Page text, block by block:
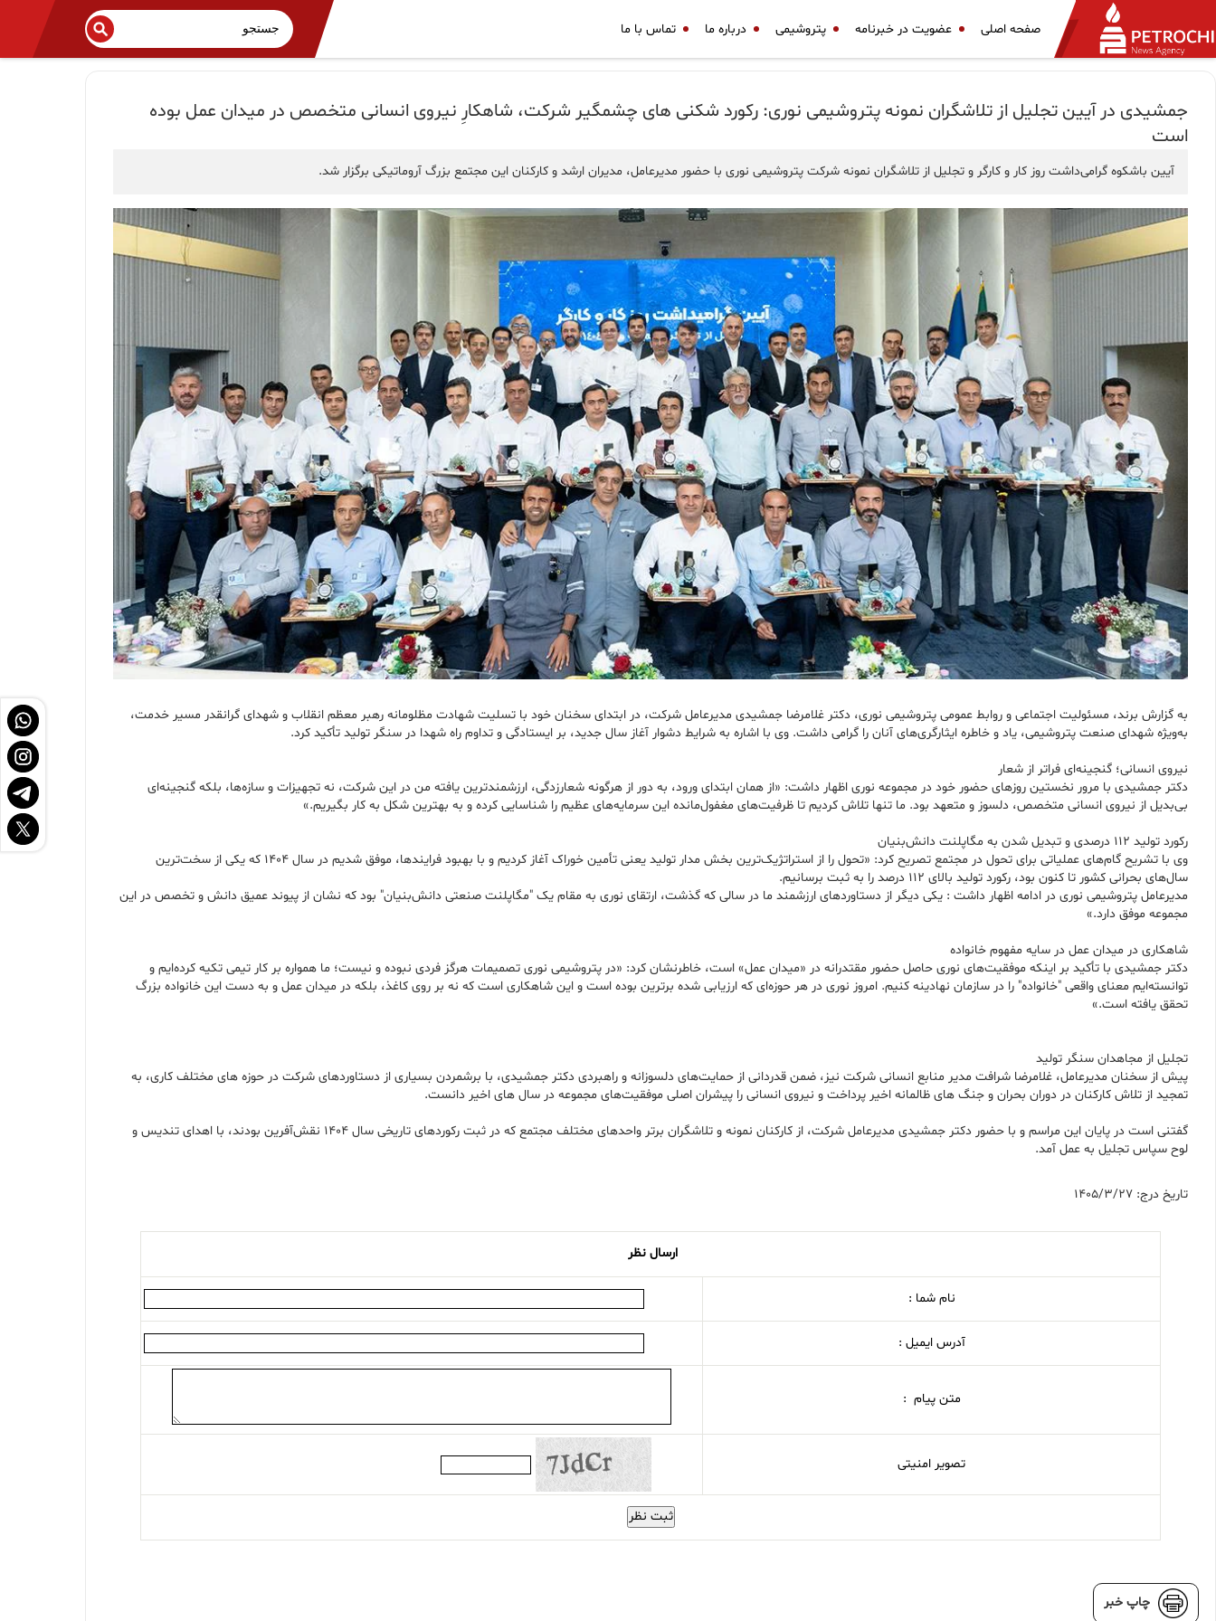
صفحه اصلی عضویت در خبرنامه پتروشیمی درباره ما تماس با ما
جمشیدی در آیین تجلیل از تلاشگران نمونه پتروشیمی نوری: رکورد شکنی های چشمگیر شرکت، شاهکارِ نیروی انسانی متخصص در میدان عمل بوده
است
آیین باشکوه گرامی‌داشت روز کار و کارگر و تجلیل از تلاشگران نمونه شرکت پتروشیمی نوری با حضور مدیرعامل، مدیران ارشد و کارکنان این مجتمع بزرگ آروماتیکی برگزار شد.
به گزارش برند، مسئولیت اجتماعی و روابط عمومی پتروشیمی نوری، دکتر غلامرضا جمشیدی مدیرعامل شرکت، در ابتدای سخنان خود با تسلیت شهادت مظلومانه رهبر معظم انقلاب و شهدای گرانقدر مسیر خدمت،
به‌ویژه شهدای صنعت پتروشیمی، یاد و خاطره ایثارگری‌های آنان را گرامی داشت. وی با اشاره به شرایط دشوار آغاز سال جدید، بر ایستادگی و تداوم راه شهدا در سنگر تولید تأکید کرد.
نیروی انسانی؛ گنجینه‌ای فراتر از شعار
دکتر جمشیدی با مرور نخستین روزهای حضور خود در مجموعه نوری اظهار داشت: «از همان ابتدای ورود، به‌ دور از هرگونه شعارزدگی، ارزشمندترین یافته من در این شرکت، نه تجهیزات و سازه‌ها، بلکه گنجینه‌ای
بی‌بدیل از نیروی انسانی متخصص، دلسوز و متعهد بود. ما تنها تلاش کردیم تا ظرفیت‌های مغفول‌مانده این سرمایه‌های عظیم را شناسایی کرده و به بهترین شکل به کار بگیریم.»
رکورد تولید ۱۱۲ درصدی و تبدیل شدن به مگاپلنت دانش‌بنیان
وی با تشریح گام‌های عملیاتی برای تحول در مجتمع تصریح کرد: «تحول را از استراتژیک‌ترین بخش مدار تولید یعنی تأمین خوراک آغاز کردیم و با بهبود فرایندها، موفق شدیم در سال ۱۴۰۴ که یکی از سخت‌ترین
سال‌های بحرانی کشور تا کنون بود، رکورد تولید بالای ۱۱۲ درصد را به ثبت برسانیم.
مدیرعامل پتروشیمی نوری در ادامه اظهار داشت : یکی دیگر از دستاوردهای ارزشمند ما در سالی که گذشت، ارتقای نوری به مقام یک "مگاپلنت صنعتی دانش‌بنیان" بود که نشان از پیوند عمیق دانش و تخصص در این
مجموعه موفق دارد.»
شاهکاری در میدان عمل در سایه مفهوم خانواده
دکتر جمشیدی با تأکید بر اینکه موفقیت‌های نوری حاصل حضور مقتدرانه در «میدان عمل» است، خاطرنشان کرد: «در پتروشیمی نوری تصمیمات هرگز فردی نبوده و نیست؛ ما همواره بر کار تیمی تکیه کرده‌ایم و
توانسته‌ایم معنای واقعی "خانواده" را در سازمان نهادینه کنیم. امروز نوری در هر حوزه‌ای که ارزیابی شده برترین بوده است و این شاهکاری است که نه بر روی کاغذ، بلکه در میدان عمل و به دست این خانواده بزرگ
تحقق یافته است.»
تجلیل از مجاهدان سنگر تولید
پیش از سخنان مدیرعامل، غلامرضا شرافت مدیر منابع انسانی شرکت نیز، ضمن قدردانی از حمایت‌های دلسوزانه و راهبردی دکتر جمشیدی، با برشمردن بسیاری از دستاوردهای شرکت در حوزه های مختلف کاری، به
تمجید از تلاش کارکنان در دوران بحران و جنگ های ظالمانه اخیر پرداخت و نیروی انسانی را پیشران اصلی موفقیت‌های مجموعه در سال های اخیر دانست.
گفتنی است در پایان این مراسم و با حضور دکتر جمشیدی مدیرعامل شرکت، از کارکنان نمونه و تلاشگران برتر واحدهای مختلف مجتمع که در ثبت رکوردهای تاریخی سال ۱۴۰۴ نقش‌آفرین بودند، با اهدای تندیس و
لوح سپاس تجلیل به عمل آمد.
تاریخ درج: 1405/3/27
ارسال نظر
نام شما :
آدرس ایمیل :
متن پیام :
تصویر امنیتی
ثبت نظر
چاپ خبر